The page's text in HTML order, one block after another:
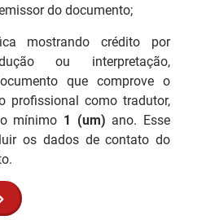
do documento;
mostrando crédito por
ou interpretação,
que comprove o
profissional como tradutor,
mínimo 1 (um) ano. Esse
os dados de contato do